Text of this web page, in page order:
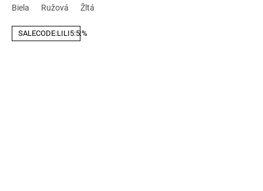
Biela Ružová Žltá
SALECODE:LILI5:5:%